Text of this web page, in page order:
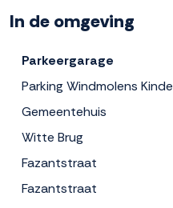
In de omgeving
Parkeergarage
Parking Windmolens
Gemeentehuis
Witte Brug
Fazantstraat
Fazantstraat